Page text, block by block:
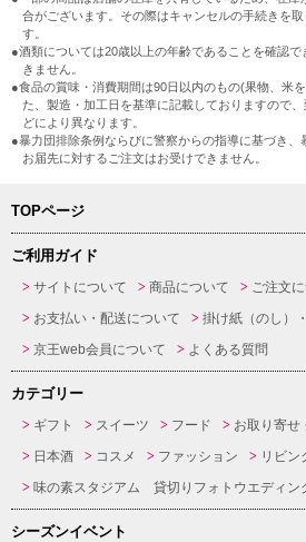
合がございます。その際はキャンセルの手続きを
す。
●酒類については20歳以上の年齢であることを確認
きません。
●食品の賞味・消費期間は90日以内のもの(果物、米
た、製造・加工日を基準に記載しておりますので
どにより異なります。
●暴力団排除条例ならびに警察からの指導に基づき
お届先に対するご注文はお受けできません。
TOPページ
ご利用ガイド
サイトについて 商品について
ご注文
お支払い・配送について
掛け紙（のし）
京王web会員について
よくある質問
カテゴリー
ギフト スイーツ フード お取り寄せ
日本酒
コスメ ファッション リビン
味の素スタジアム 貸切りフォトウエディン
シーズンイベント